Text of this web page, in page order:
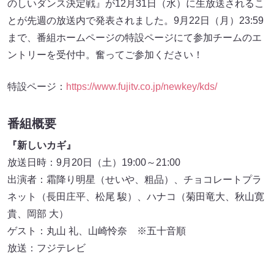
のしいダンス決定戦』が12月31日（水）に生放送されるこ
とが先週の放送内で発表されました。9月22日（月）23:59
まで、番組ホームページの特設ページにて参加チームのエ
ントリーを受付中。奮ってご参加ください！
特設ページ： https://www.fujitv.co.jp/newkey/kds/
番組概要
『新しいカギ』
放送日時：9月20日（土）19:00～21:00
出演者：霜降り明星（せいや、粗品）、チョコレートプラ
ネット（長田庄平、松尾 駿）、ハナコ（菊田竜大、秋山寛
貴、岡部 大）
ゲスト：丸山 礼、山崎怜奈 ※五十音順
放送：フジテレビ